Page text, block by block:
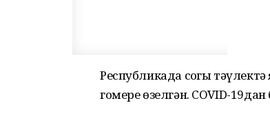
Республикада соңгы
гомере өзелгән. COVID-